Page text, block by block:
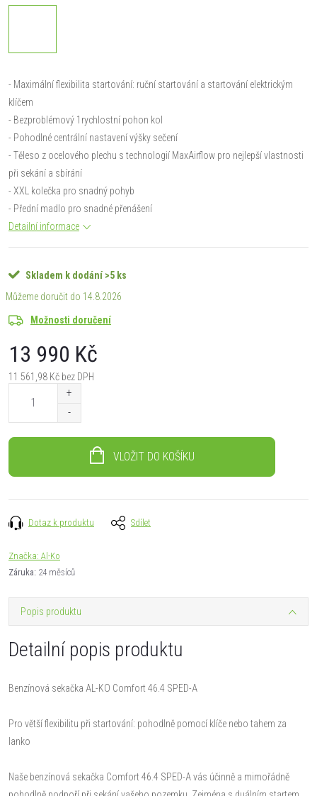
- Maximální flexibilita startování: ruční startování a startování elektrickým
klíčem
- Bezproblémový 1rychlostní pohon kol
- Pohodlné centrální nastavení výšky sečení
- Těleso z ocelového plechu s technologií MaxAirflow pro nejlepší vlastnosti
při sekání a sbírání
- XXL kolečka pro snadný pohyb
- Přední madlo pro snadné přenášení
Detailní informace
Skladem k dodání >5 ks
14.8.2026
Možnosti doručení
13 990 Kč
11 561,98 Kč bez DPH
VLOŽIT DO KOŠÍKU
Dotaz k produktu Sdílet
Značka: Al-Ko
Záruka: 24 měsíců
Popis produktu
Detailní popis produktu
Benzínová sekačka AL-KO Comfort 46.4 SPED-A
Pro větší flexibilitu při startování: pohodlně pomocí klíče nebo tahem za
lanko
Naše benzínová sekačka Comfort 46.4 SPED-A vás účinně a mimořádně